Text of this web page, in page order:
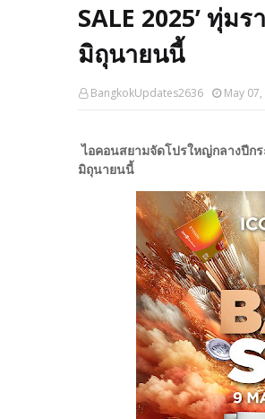
SALE 2025’ ทุ่ม
มิถุนายนนี้
BangkokUpdates2636 May
ไอคอนสยามจัดโปรใหญ่กลางปีกร
มิถุนายนนี้